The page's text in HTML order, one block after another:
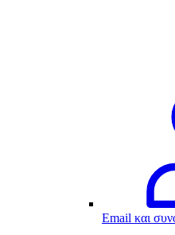
Email και